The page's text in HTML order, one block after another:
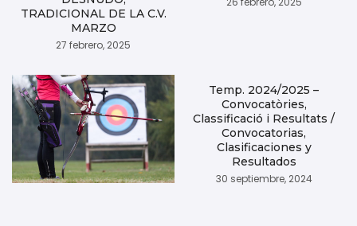
TRADICIONAL DE LA C.V.
MARZO
27 febrero, 2025
Temp. 2024/2025 –
Convocatòries,
Classificació i Resultats /
Convocatorias,
Clasificaciones y
Resultados
30 septiembre, 2024